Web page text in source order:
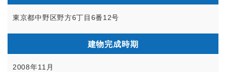
東京都中野区野方6丁目6番12号
建物完成時期
2008年11月